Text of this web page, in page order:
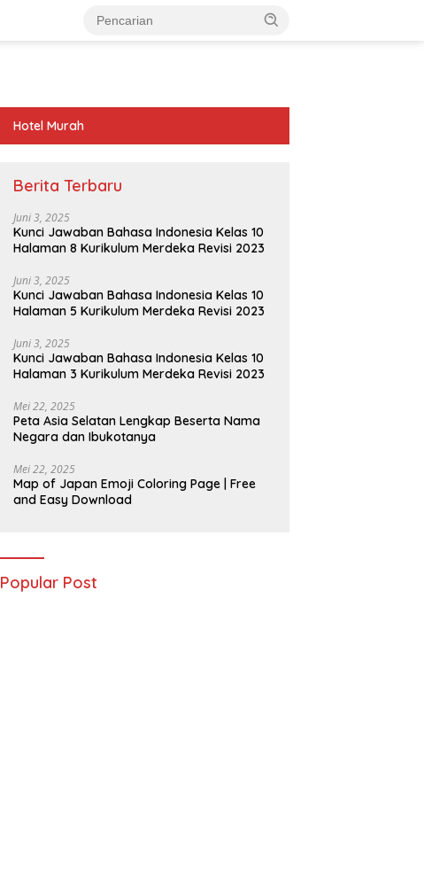
Hotel Murah
Berita Terbaru
Juni 3, 2025
Kunci Jawaban Bahasa Indonesia Kelas 10
Halaman 8 Kurikulum Merdeka Revisi 2023
Juni 3, 2025
Kunci Jawaban Bahasa Indonesia Kelas 10
Halaman 5 Kurikulum Merdeka Revisi 2023
Juni 3, 2025
Kunci Jawaban Bahasa Indonesia Kelas 10
Halaman 3 Kurikulum Merdeka Revisi 2023
Mei 22, 2025
Peta Asia Selatan Lengkap Beserta Nama
Negara dan Ibukotanya
Mei 22, 2025
Map of Japan Emoji Coloring Page | Free
and Easy Download
Popular Post